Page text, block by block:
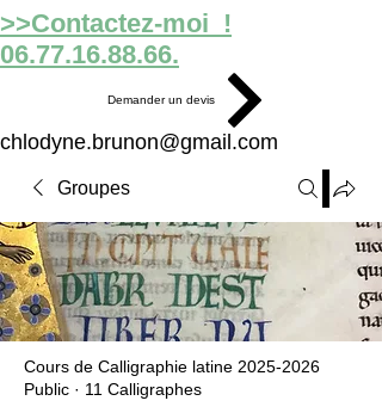
>>Contactez-moi !
06.77.16.88.66.
Demander un devis
chlodyne.brunon@gmail.com
Groupes
Cours de Calligraphie latine 2025-2026
Public · 11 Calligraphes